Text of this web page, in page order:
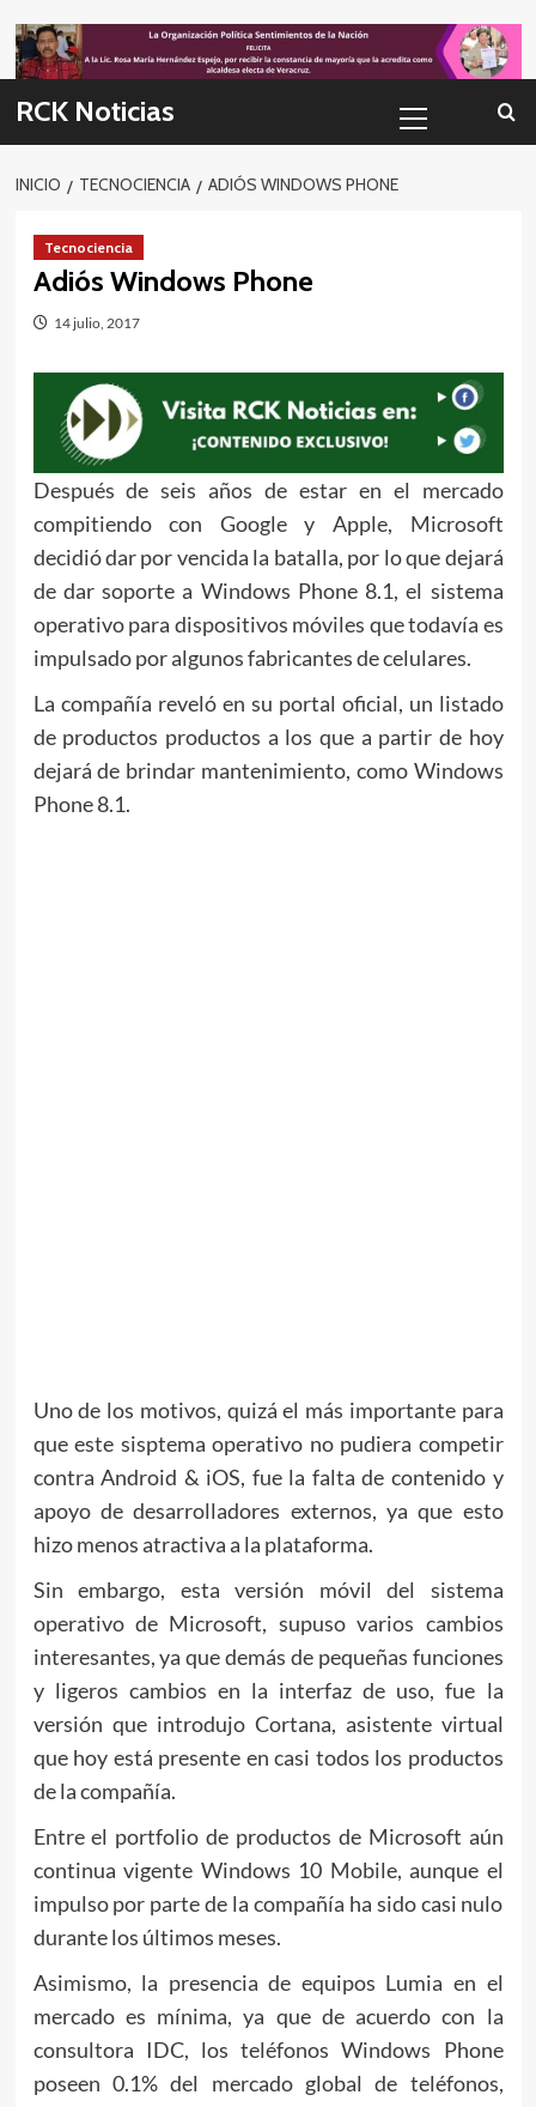
to
content
RCK Noticias
primario
INICIO TECNOCIENCIA ADIÓS WINDOWS PHONE
Tecnociencia
Adiós Windows Phone
14 julio, 2017
Después de seis años de estar en el mercado
compitiendo con Google y Apple, Microsoft
decidió dar por vencida la batalla, por lo que dejará
de dar soporte a Windows Phone 8.1, el sistema
operativo para dispositivos móviles que todavía es
impulsado por algunos fabricantes de celulares.
La compañía reveló en su portal oficial, un listado
de productos productos a los que a partir de hoy
dejará de brindar mantenimiento, como Windows
Phone 8.1.
Uno de los motivos, quizá el más importante para
que este sisptema operativo no pudiera competir
contra Android & iOS, fue la falta de contenido y
apoyo de desarrolladores externos, ya que esto
hizo menos atractiva a la plataforma.
Sin embargo, esta versión móvil del sistema
operativo de Microsoft, supuso varios cambios
interesantes, ya que demás de pequeñas funciones
y ligeros cambios en la interfaz de uso, fue la
versión que introdujo Cortana, asistente virtual
que hoy está presente en casi todos los productos
de la compañía.
Entre el portfolio de productos de Microsoft aún
continua vigente Windows 10 Mobile, aunque el
impulso por parte de la compañía ha sido casi nulo
durante los últimos meses.
Asimismo, la presencia de equipos Lumia en el
mercado es mínima, ya que de acuerdo con la
consultora IDC, los teléfonos Windows Phone
poseen 0.1% del mercado global de teléfonos,